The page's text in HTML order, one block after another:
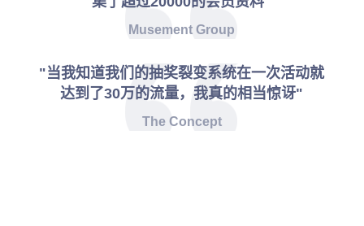
Musement Group
"当我知道我们的抽奖裂变系统在一次活动就
达到了30万的流量，我真的相当惊讶"
The Concept